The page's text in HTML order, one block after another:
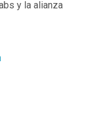
y la alianza